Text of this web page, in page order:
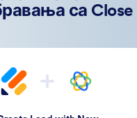
са Close